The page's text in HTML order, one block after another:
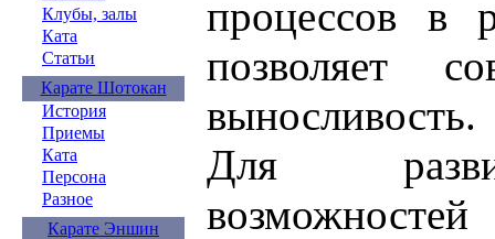
Клубы, залы
Ката
Статьи
Карате Шотокан
История
Приемы
Ката
Персона
Разное
Карате Эншин
процессов в
позволяет
выносливость.
Для